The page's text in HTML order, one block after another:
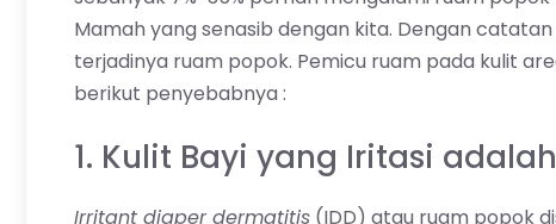
Mamah yang senasib dengan kita. Dengan
terjadinya ruam popok. Pemicu ruam pada kulit
berikut penyebabnya :
1. Kulit Bayi yang Iritasi
Irritant diaper dermatitis (IDD) atau ruam popok